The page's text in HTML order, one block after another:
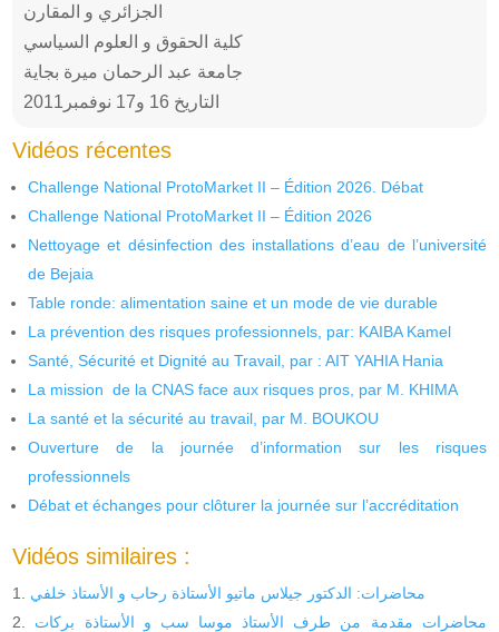
الجزائري و المقارن
كلية الحقوق و العلوم السياسي
جامعة عبد الرحمان ميرة بجاية
التاريخ 16 و17 نوفمبر2011
Vidéos récentes
Challenge National ProtoMarket II – Édition 2026. Débat
Challenge National ProtoMarket II – Édition 2026
Nettoyage et désinfection des installations d’eau de l’université
de Bejaia
Table ronde: alimentation saine et un mode de vie durable
La prévention des risques professionnels, par: KAIBA Kamel
Santé, Sécurité et Dignité au Travail, par : AIT YAHIA Hania
La mission de la CNAS face aux risques pros, par M. KHIMA
La santé et la sécurité au travail, par M. BOUKOU
Ouverture de la journée d’information sur les risques
professionnels
Débat et échanges pour clôturer la journée sur l’accréditation
Vidéos similaires :
محاضرات: الدكتور جيلاس ماتيو الأستاذة رحاب و الأستاذ خلفي
محاضرات مقدمة من طرف الأستاذ موسا سب و الأستاذة بركات